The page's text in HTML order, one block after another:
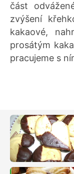
část
zvýšení
kakaové,
prosátým
pracujeme s